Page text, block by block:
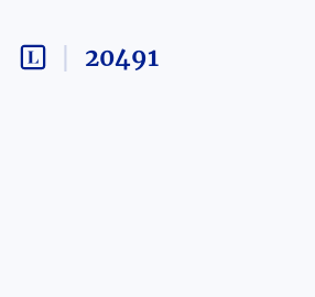
20491